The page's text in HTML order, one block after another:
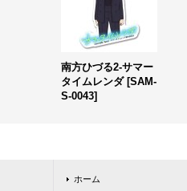
南方ひづる2-サマー
タイムレンダ [SAM-
S-0043]
ホーム